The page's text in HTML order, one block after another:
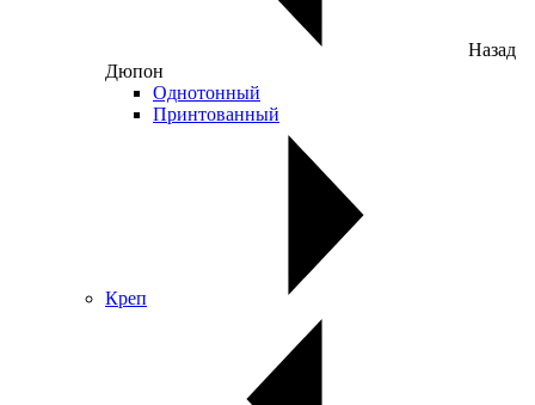
Назад
Дюпон
Однотонный
Принтованный
Креп